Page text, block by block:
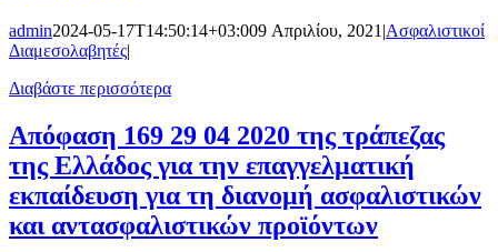
admin2024-05-17T14:50:14+03:009 Απριλίου, 2021 |Ασφαλιστικοί
Διαμεσολαβητές|
Διαβάστε περισσότερα
Απόφαση 169 29 04 2020 της τράπεζας
της Ελλάδος για την επαγγελματική
εκπαίδευση για τη διανομή ασφαλιστικών
και αντασφαλιστικών προϊόντων